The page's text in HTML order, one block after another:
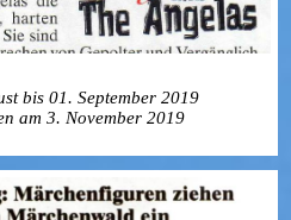
bis 01. September 2019
am 3. November 2019